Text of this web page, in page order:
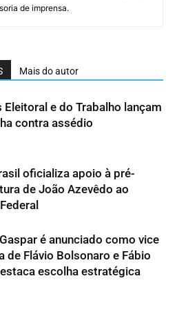
de imprensa.
Mais do autor
Eleitoral e do Trabalho lançam
contra assédio
oficializa apoio à pré-
de João Azevêdo ao
é anunciado como vice
de Flávio Bolsonaro e Fábio
escolha estratégica